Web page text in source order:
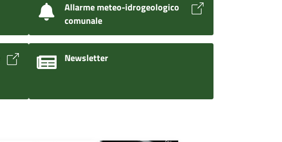
Allarme meteo-idrogeologico
comunale
Newsletter